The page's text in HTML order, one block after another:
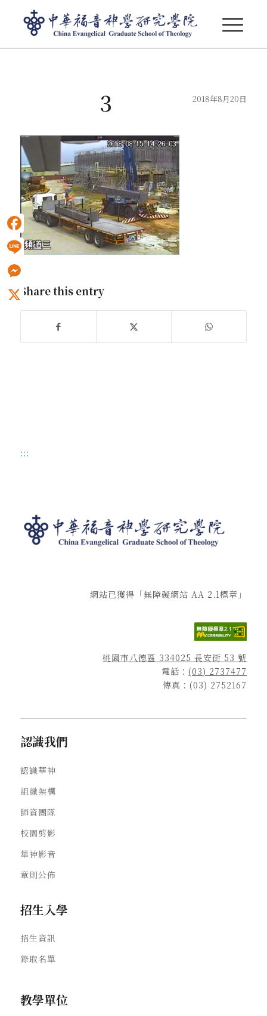
3 2018年8月20日
Share this entry
:::
網站已獲得「無障礙網站 AA 2.1標章」
桃園市八德區 334025 長安街 53 號
電話：(03) 2737477
傳真：(03) 2752167
認識我們
認識華神
組織架構
師資團隊
校園剪影
華神影音
章則公佈
招生入學
招生資訊
錄取名單
教學單位
Facebook
Line
Messenger